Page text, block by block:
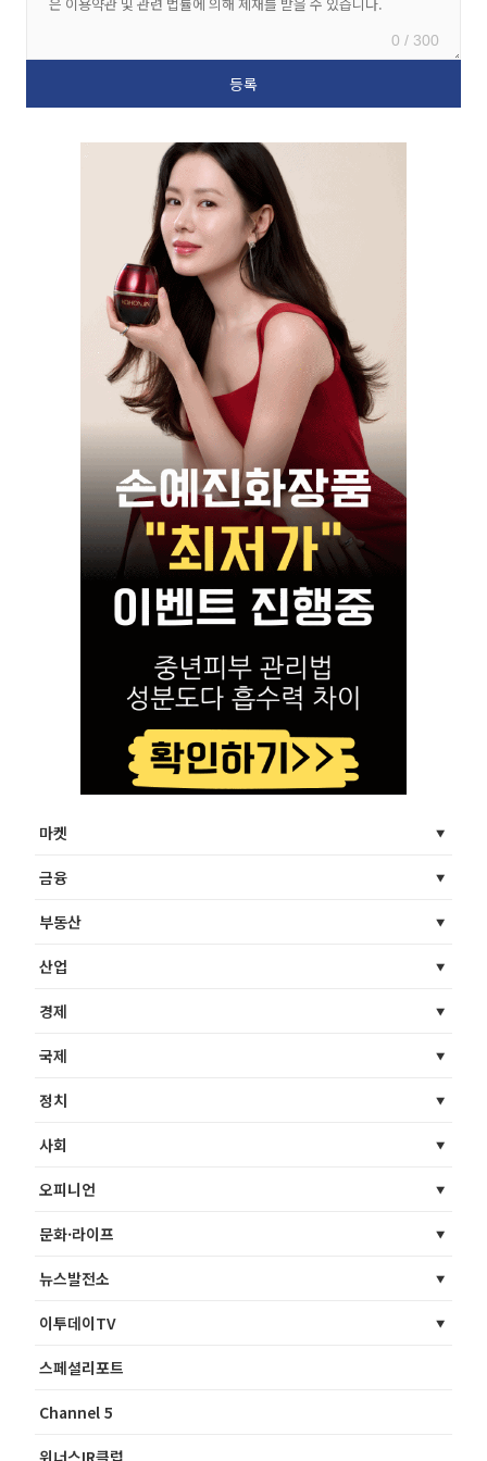
0 / 300
마켓
금융
부동산
산업
경제
국제
정치
사회
오피니언
문화·라이프
뉴스발전소
이투데이TV
스페셜리포트
Channel 5
위너스IR클럽